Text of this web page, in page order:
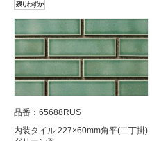
残りわずか
品番：65688RUS
内装タイル 227×60mm角平(二丁掛)